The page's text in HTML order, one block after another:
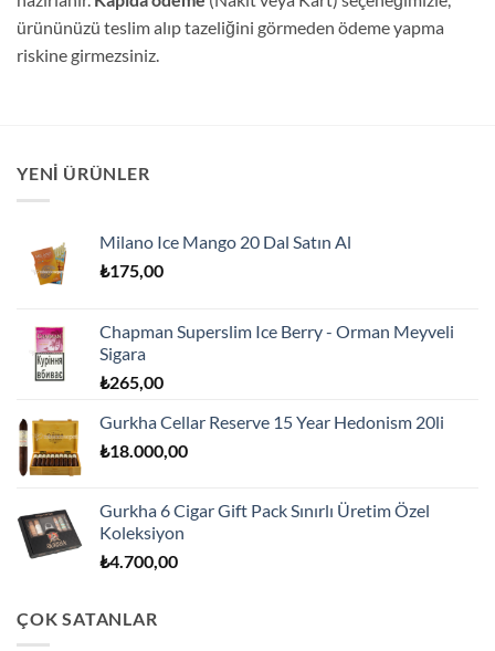
ürününüzü teslim alıp tazeliğini görmeden ödeme yapma
riskine girmezsiniz.
YENI ÜRÜNLER
Milano Ice Mango 20 Dal Satın Al
₺175,00
Chapman Superslim Ice Berry - Orman Meyveli
Sigara
₺265,00
Gurkha Cellar Reserve 15 Year Hedonism 20li
₺18.000,00
Gurkha 6 Cigar Gift Pack Sınırlı Üretim Özel
Koleksiyon
₺4.700,00
ÇOK SATANLAR